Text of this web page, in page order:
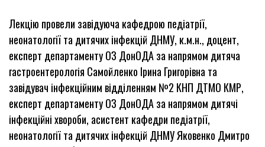
Лекцію провели завідуюча кафедрою педіатрії,
неонатології та дитячих інфекцій ДНМУ, к.м.н., доцент,
експерт департаменту ОЗ ДонОДА за напрямом дитяча
гастроентерологія Самойленко Ірина Григорівна та
завідувач інфекційним відділенням №2 КНП ДТМО КМР,
експерт департаменту ОЗ ДонОДА за напрямом дитячі
інфекційні хвороби, асистент кафедри педіатрії,
неонатології та дитячих інфекцій ДНМУ Яковенко Дмитро